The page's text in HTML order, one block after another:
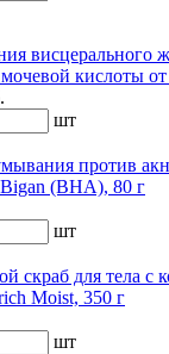
висцерального
кислоты
шт
против
(BHA), 80 г
шт
скраб для тела с
Moist, 350 г
шт